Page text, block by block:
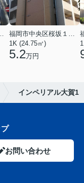
1K (24.75㎡)
5.2万円
インペリアル大賀1
お問い合わせ